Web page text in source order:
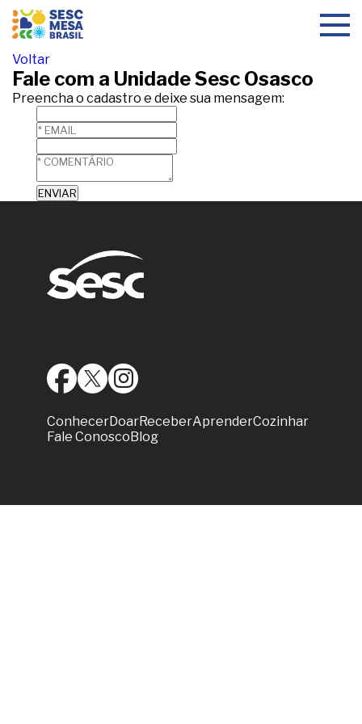
Toggle
Voltar
Fale com a Unidade Sesc Osasco
Preencha o cadastro e deixe sua mensagem:
ConhecerDoarReceberAprenderCozinhar
Fale ConoscoBlog